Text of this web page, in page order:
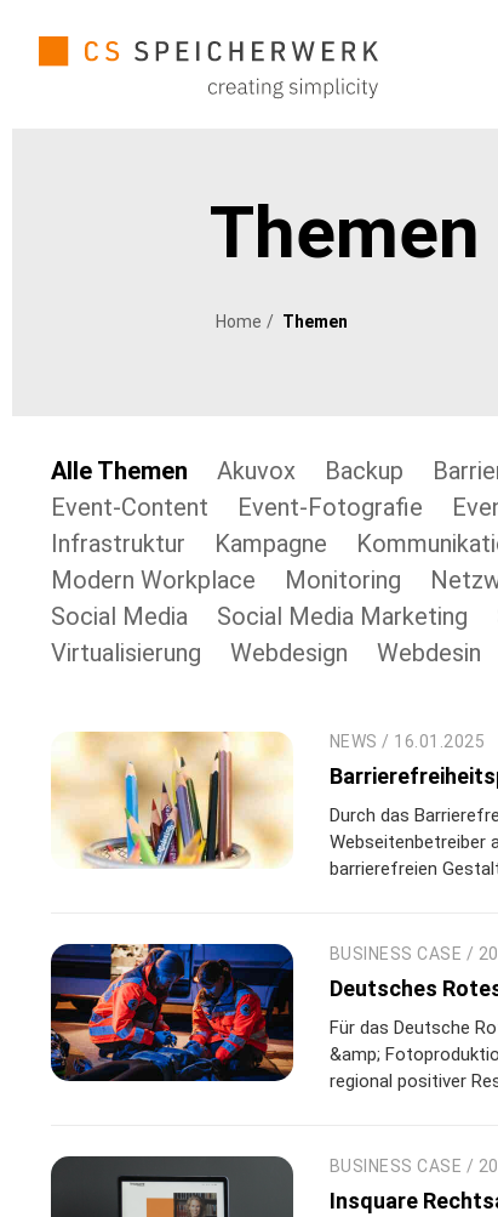
Themen
Home Themen
Alle Themen Akuvox Backup
Event-Content
Event-Fotografie
Infrastruktur
Kampagne
Modern Workplace
Monitoring
Social Media
Social Media Marketing
Virtualisierung
Webdesign Webdesin
NEWS / 16.01.2025
Durch das
Webseitenbetreiber
barrierefreien
BUSINESS CASE /
Deutsches
Für das Deutsche
&amp;
regional positiver
BUSINESS CASE /
Insquare